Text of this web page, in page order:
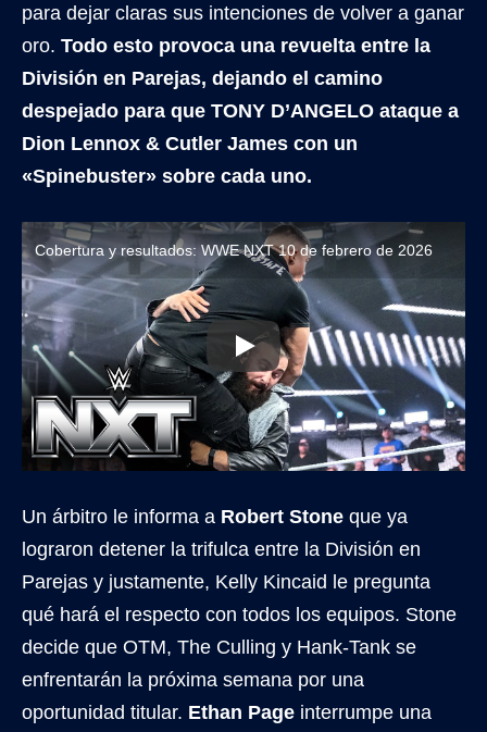
para dejar claras sus intenciones de volver a ganar
oro. Todo esto provoca una revuelta entre la
División en Parejas, dejando el camino
despejado para que TONY D’ANGELO ataque a
Dion Lennox & Cutler James con un
«Spinebuster» sobre cada uno.
Cobertura y resultados: WWE NXT 10 de febrero de 2026
Un árbitro le informa a Robert Stone que ya
lograron detener la trifulca entre la División en
Parejas y justamente, Kelly Kincaid le pregunta
qué hará el respecto con todos los equipos. Stone
decide que OTM, The Culling y Hank-Tank se
enfrentarán la próxima semana por una
oportunidad titular. Ethan Page interrumpe una